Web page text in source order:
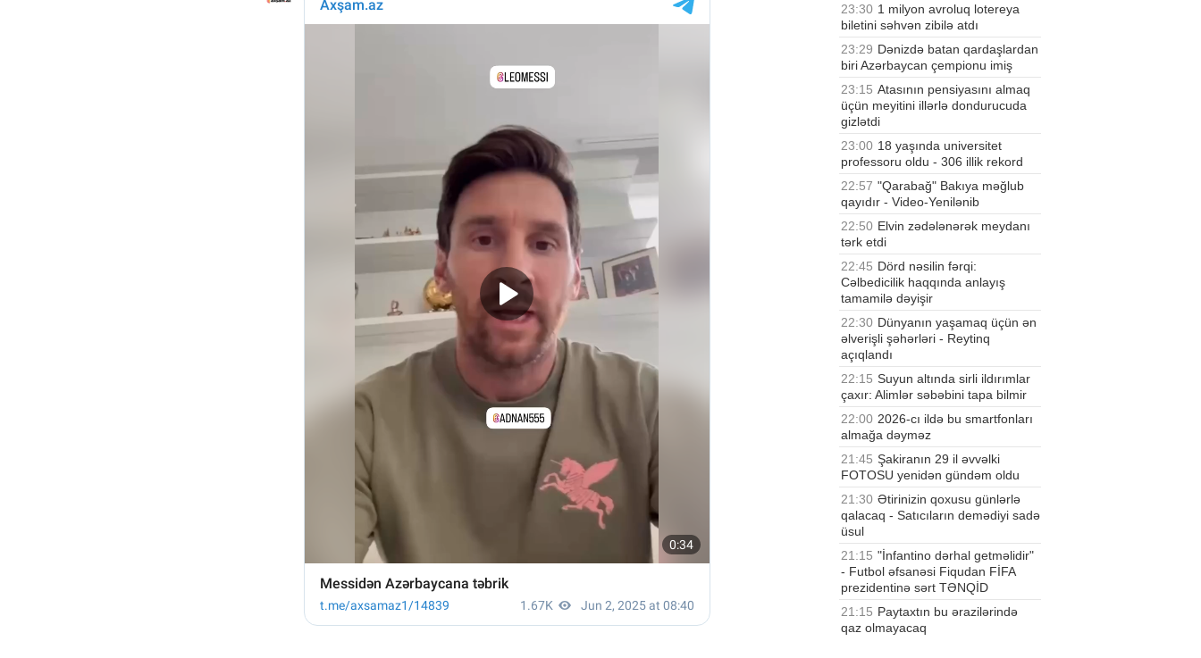
23:30 1 milyon avroluq lotereya
biletini səhvən zibilə atdı
23:29 Dənizdə batan qardaşlardan
biri Azərbaycan çempionu imiş
23:15 Atasının pensiyasını almaq
üçün meyitini illərlə dondurucuda
gizlətdi
23:00 18 yaşında universitet
professoru oldu - 306 illik rekord
22:57 "Qarabağ" Bakıya məğlub
qayıdır - Video-Yenilənib
22:50 Elvin zədələnərək meydanı
tərk etdi
22:45 Dörd nəsilin fərqi:
Cəlbedicilik haqqında anlayış
tamamilə dəyişir
22:30 Dünyanın yaşamaq üçün ən
əlverişli şəhərləri - Reytinq
açıqlandı
22:15 Suyun altında sirli ildırımlar
çaxır: Alimlər səbəbini tapa bilmir
22:00 2026-cı ildə bu smartfonları
almağa dəyməz
21:45 Şakiranın 29 il əvvəlki
FOTOSU yenidən gündəm oldu
21:30 Ətirinizin qoxusu günlərlə
qalacaq - Satıcıların demədiyi sadə
üsul
21:15 "İnfantino dərhal getməlidir"
- Futbol əfsanəsi Fiqudan FİFA
prezidentinə sərt TƏNQİD
21:15 Paytaxtın bu ərazilərində
qaz olmayacaq